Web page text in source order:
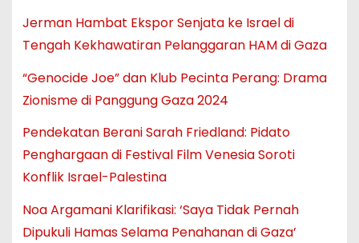
Jerman Hambat Ekspor Senjata ke Israel di
Tengah Kekhawatiran Pelanggaran HAM di Gaza
“Genocide Joe” dan Klub Pecinta Perang: Drama
Zionisme di Panggung Gaza 2024
Pendekatan Berani Sarah Friedland: Pidato
Penghargaan di Festival Film Venesia Soroti
Konflik Israel-Palestina
Noa Argamani Klarifikasi: ‘Saya Tidak Pernah
Dipukuli Hamas Selama Penahanan di Gaza’